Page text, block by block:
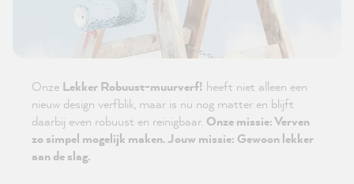
Onze Lekker Robuust-muurverf! heeft niet alleen een
nieuw design verfblik, maar is nu nog matter en blijft
daarbij even robuust en reinigbaar. Onze missie: Verven
zo simpel mogelijk maken. Jouw missie: Gewoon lekker
aan de slag.